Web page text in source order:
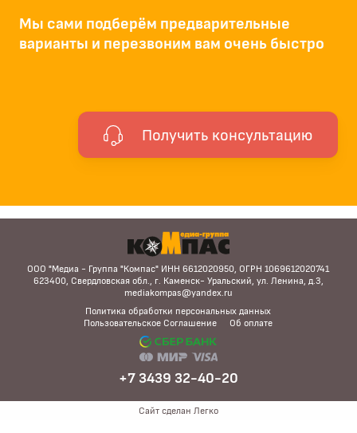
Мы сами подберём предварительные
варианты и перезвоним вам очень быстро
Получить консультацию
ООО "Медиа - Группа "Компас" ИНН 6612020950, ОГРН 1069612020741
623400, Свердловская обл., г. Каменск- Уральский, ул. Ленина, д.3,
mediakompas@yandex.ru
Политика обработки персональных данных
Пользовательское Соглашение
Об оплате
+7 3439 32-40-20
Сайт сделан Легко